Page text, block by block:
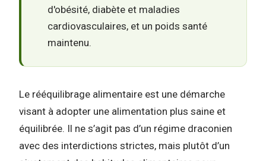
d'obésité, diabète et maladies
cardiovasculaires, et un poids santé
maintenu.
Le rééquilibrage alimentaire est une démarche
visant à adopter une alimentation plus saine et
équilibrée. Il ne s’agit pas d’un régime draconien
avec des interdictions strictes, mais plutôt d’un